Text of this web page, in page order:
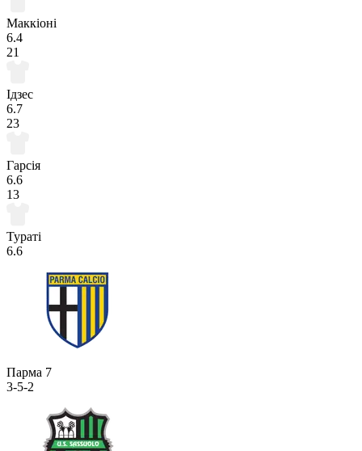
Маккіоні
6.4
21
Ідзес
6.7
23
Гарсія
6.6
13
Тураті
6.6
Парма 7
3-5-2